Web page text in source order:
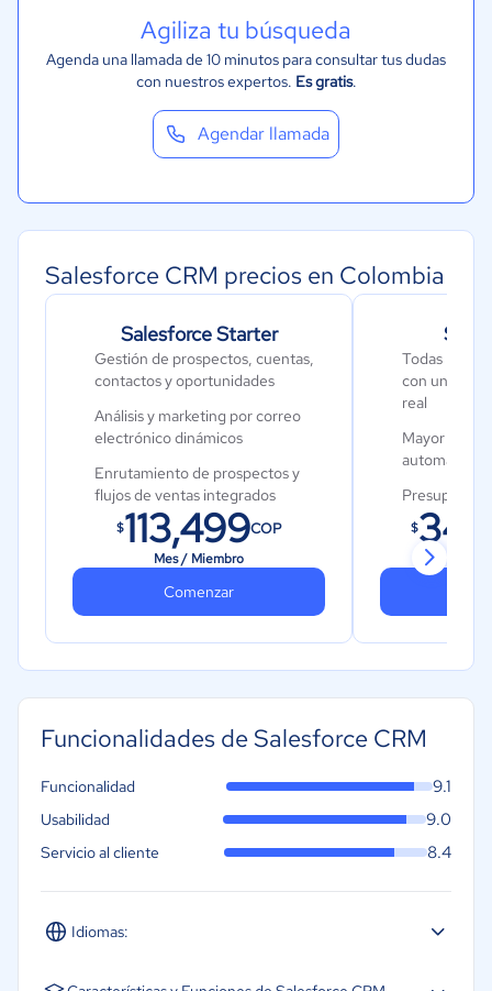
Agiliza tu búsqueda
Agenda una llamada de 10 minutos para consultar tus dudas
con nuestros expertos. Es gratis.
Agendar llamada
Salesforce CRM precios en Colombia
Salesforce Starter
Gestión de prospectos, cuentas,
contactos y oportunidades
Análisis y marketing por correo
electrónico dinámicos
Enrutamiento de prospectos y
flujos de ventas integrados
Conversaciones de Slack
conectadas
$113,499COP
Mes / Miembro
Comenzar
Todas las
con un chat
real
Mayor
ventas
Acceso a
$
Funcionalidades de Salesforce CRM
Idiomas:
Español Inglés Portugués
Funcionalidad 9.1
Usabilidad 9.0
Servicio al cliente 8.4